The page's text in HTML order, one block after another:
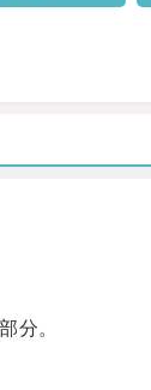
分。